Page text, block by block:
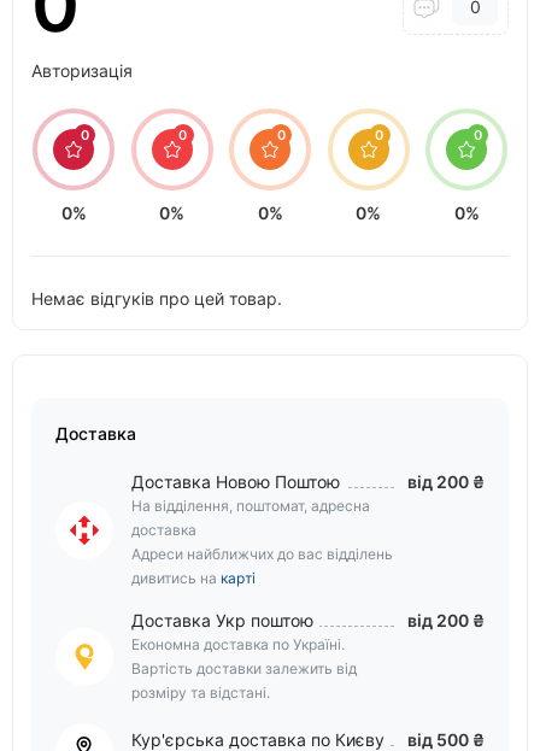
0
Авторизація
0
0%
0
0%
0
0%
0
0%
0
0%
Немає відгуків про цей товар.
Доставка
Доставка Новою Поштою
На відділення, поштомат, адресна
доставка
Адреси найближчих до вас відділень
дивитись на карті
від 200 ₴
Доставка Укр поштою
Економна доставка по Україні.
Вартість доставки залежить від
розміру та відстані.
від 200 ₴
Кур'єрська доставка по Києву від 500 ₴